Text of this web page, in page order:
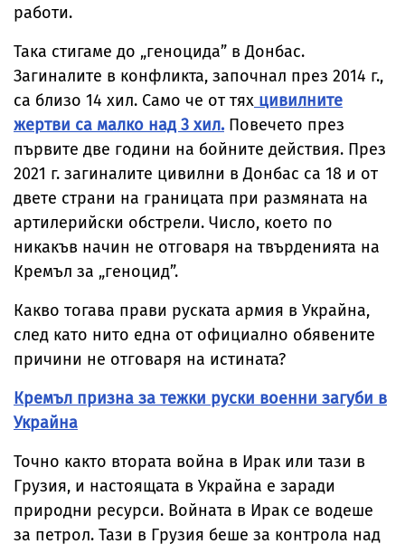
работи.
Така стигаме до „геноцида” в Донбас.
Загиналите в конфликта, започнал през 2014 г.,
са близо 14 хил. Само че от тях цивилните
жертви са малко над 3 хил. Повечето през
първите две години на бойните действия. През
2021 г. загиналите цивилни в Донбас са 18 и от
двете страни на границата при размяната на
артилерийски обстрели. Число, което по
никакъв начин не отговаря на твърденията на
Кремъл за „геноцид”.
Какво тогава прави руската армия в Украйна,
след като нито една от официално обявените
причини не отговаря на истината?
Кремъл призна за тежки руски военни загуби в
Украйна
Точно както втората война в Ирак или тази в
Грузия, и настоящата в Украйна е заради
природни ресурси. Войната в Ирак се водеше
за петрол. Тази в Грузия беше за контрола над